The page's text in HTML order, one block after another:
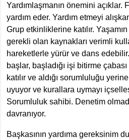
Yardımlaşmanın önemini açıklar.
yardım eder. Yardım etmeyi
Grup etkinliklerine katılır.
gerekli olan kaynakları verimli
hareketlerle yürür ve dans
başlar, başladığı işi bitirme
katılır ve aldığı sorumluluğu
uyuyor ve kurallara uymayı
Sorumluluk sahibi. Denetim
davranıyor.
Başkasının yardıma gereksinim